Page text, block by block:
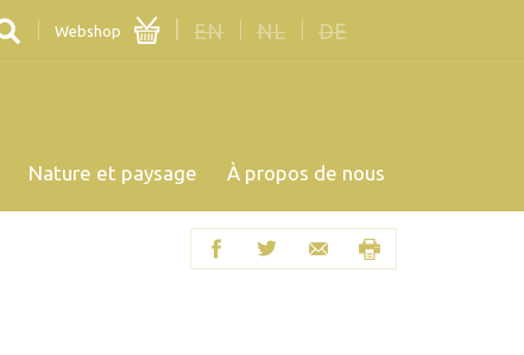
Webshop EN NL DE
Nature et paysage À propos de nous